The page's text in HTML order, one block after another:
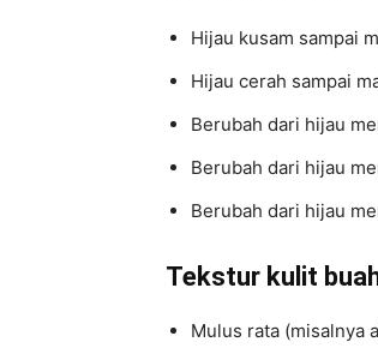
Hijau kusam sampai
Hijau cerah sampai
Berubah dari hijau
Berubah dari hijau
Berubah dari hijau
Tekstur kulit
Mulus rata (misalnya